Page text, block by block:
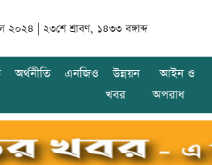
২০২৪ | ২৩শে শ্রাবণ, ১৪৩৩ বঙ্গাব্দ
অর্থনীতি এনজিও
উন্নয়ন
খবর
আইন ও
অপরাধ